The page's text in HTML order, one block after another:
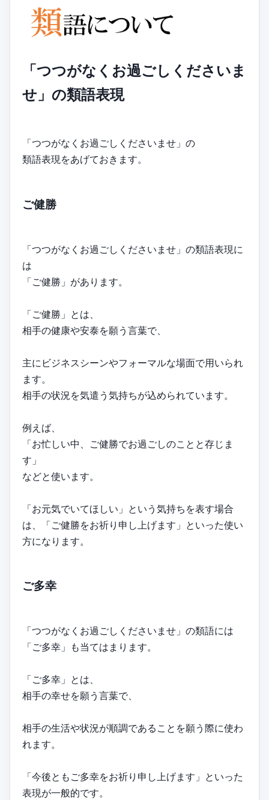
「つつがなくお過ごしくださいま
せ」の類語表現
「つつがなくお過ごしくださいませ」の
類語表現をあげておきます。
ご健勝
「つつがなくお過ごしくださいませ」の類語表現に
は
「ご健勝」があります。
「ご健勝」とは、
相手の健康や安泰を願う言葉で、
主にビジネスシーンやフォーマルな場面で用いられ
ます。
相手の状況を気遣う気持ちが込められています。
例えば、
「お忙しい中、ご健勝でお過ごしのことと存じま
す」
などと使います。
「お元気でいてほしい」という気持ちを表す場合
は、「ご健勝をお祈り申し上げます」といった使い
方になります。
ご多幸
「つつがなくお過ごしくださいませ」の類語には
「ご多幸」も当てはまります。
「ご多幸」とは、
相手の幸せを願う言葉で、
相手の生活や状況が順調であることを願う際に使わ
れます。
「今後ともご多幸をお祈り申し上げます」といった
表現が一般的です。